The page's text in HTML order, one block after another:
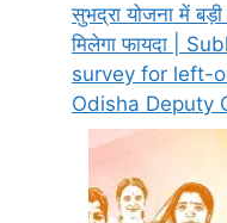
सुभद्रा योजना में
मिलेगा फायदा |
survey for left-
Odisha Deputy